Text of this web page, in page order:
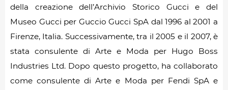
della creazione dell’Archivio Storico Gucci e del
Museo Gucci per Guccio Gucci SpA dal 1996 al 2001 a
Firenze, Italia. Successivamente, tra il 2005 e il 2007, è
stata consulente di Arte e Moda per Hugo Boss
Industries Ltd. Dopo questo progetto, ha collaborato
come consulente di Arte e Moda per Fendi SpA e